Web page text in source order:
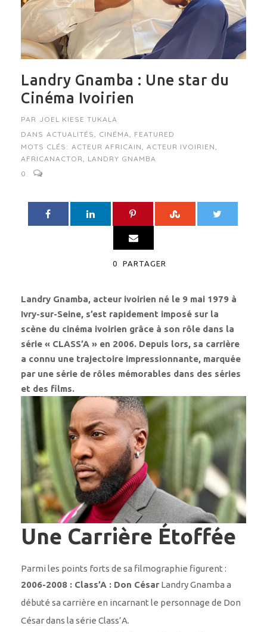
Landry Gnamba : Une star du
Cinéma Ivoirien
PAR JOEL KIESE TUKALA
DANS ACTUALITÉS, CINÉMA, FEATURED
MOTS CLÉS: ACTEUR AFRICAIN, ACTEUR IVOIRIEN,
AFRICANACTOR, LANDRY GNAMBA
0
0 PARTAGER
Landry Gnamba, acteur ivoirien né le 9 mai 1979 à
Ivry-sur-Seine, s’est rapidement imposé sur la
scène du cinéma ivoirien grâce à son rôle dans la
série « CLASS’A » en 2006. Depuis lors, sa carrière
a connu une trajectoire impressionnante, marquée
par une série de rôles mémorables dans des séries
et des films.
Une Carrière Étoffée
Parmi les points forts de sa filmographie figurent :
2006-2008 : Class’A : Don César Landry Gnamba a
débuté sa carrière en incarnant le personnage de Don
César dans la série Class’A.